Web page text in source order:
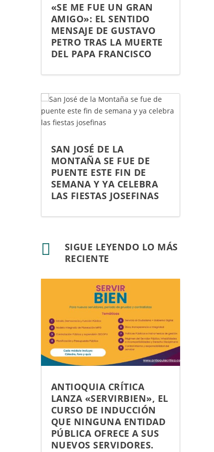
«SE ME FUE UN GRAN
AMIGO»: EL SENTIDO
MENSAJE DE GUSTAVO
PETRO TRAS LA MUERTE
DEL PAPA FRANCISCO
SAN JOSÉ DE LA
MONTAÑA SE FUE DE
PUENTE ESTE FIN DE
SEMANA Y YA CELEBRA
LAS FIESTAS JOSEFINAS

SIGUE LEYENDO LO MÁS
RECIENTE
ANTIOQUIA CRÍTICA
LANZA «SERVIRBIEN», EL
CURSO DE INDUCCIÓN
QUE NINGUNA ENTIDAD
PÚBLICA OFRECE A SUS
NUEVOS SERVIDORES.